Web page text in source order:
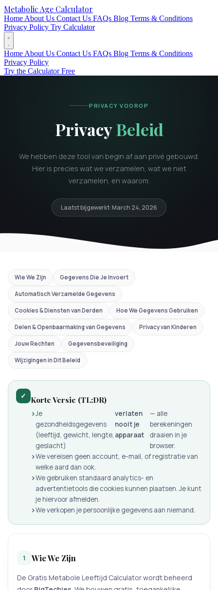
Metabolic Age Calculator
Home About Us Contact Us FAQs Blog Terms & Conditions
Privacy Policy Try Calculator
Home About Us Contact Us FAQs Blog Terms & Conditions
Privacy Policy
Try the Calculator Free
PRIVACY VOOROP
PrivacyBeleid
We hebben deze tool van begin af aan privé gebouwd.
Hier is precies wat we verzamelen, wat we niet
verzamelen, en waarom.
Laatst bijgewerkt: March 24, 2026
Wie We Zijn Gegevens Die Je Invoert
Automatisch Verzamelde Gegevens
Cookies & Diensten van Derden Hoe We Gegevens Gebruiken
Delen & Openbaarmaking van Gegevens Privacy van Kinderen
Jouw Rechten Gegevensbeveiliging
Wijzigingen in Dit Beleid
✓ Korte Versie (TL;DR)
Je
gezondheidsgegevens
(leeftijd, gewicht, lengte,
geslacht)
verlaten
nooit je
apparaat
— alle
berekeningen
draaien in je
browser.
We vereisen geen account, e-mail, of registratie van
welke aard dan ook.
We gebruiken standaard analytics- en
advertentietools die cookies kunnen plaatsen. Je kunt
je hiervoor afmelden.
We verkopen je persoonlijke gegevens aan niemand.
1 Wie We Zijn
De Gratis Metabole Leeftijd Calculator wordt beheerd